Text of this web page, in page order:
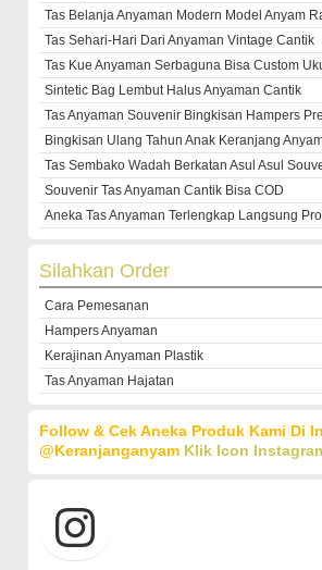
Tas Belanja Anyaman Modern Model Anyam
Tas Sehari-Hari Dari Anyaman Vintage Cantik
Tas Kue Anyaman Serbaguna Bisa Custom
Sintetic Bag Lembut Halus Anyaman Cantik
Tas Anyaman Souvenir Bingkisan Hampers
Bingkisan Ulang Tahun Anak Keranjang
Tas Sembako Wadah Berkatan Asul Asul
Souvenir Tas Anyaman Cantik Bisa COD
Aneka Tas Anyaman Terlengkap Langsung
Silahkan Order
Cara Pemesanan
Hampers Anyaman
Kerajinan Anyaman Plastik
Tas Anyaman Hajatan
Follow & Cek Aneka Produk Kami Di
@keranjanganyam Klik Icon